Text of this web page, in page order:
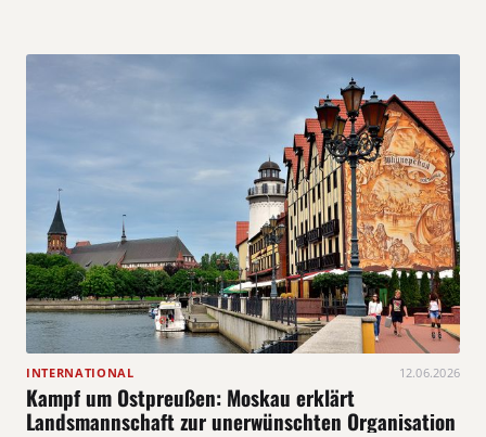
INTERNATIONAL 12.06.2026
Kampf um Ostpreußen: Moskau erklärt
Landsmannschaft zur unerwünschten Organisation